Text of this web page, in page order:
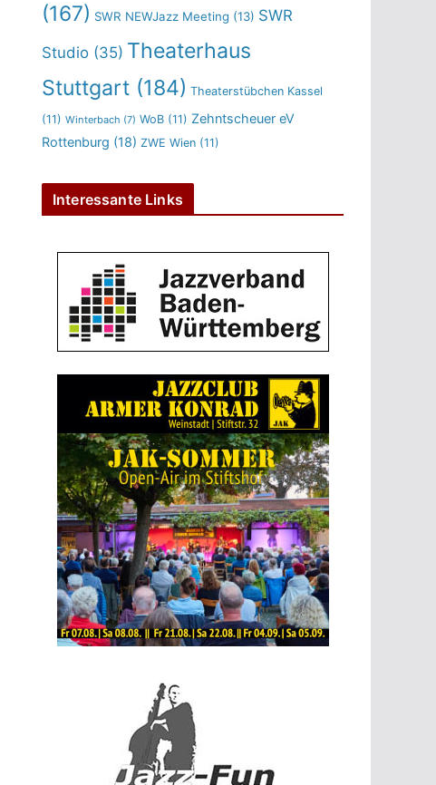
(167) SWR NEWJazz Meeting (13) SWR
Studio (35) Theaterhaus
Stuttgart (184) Theaterstübchen Kassel
(11) Winterbach (7) WoB (11) Zehntscheuer eV
Rottenburg (18) ZWE Wien (11)
Interessante Links